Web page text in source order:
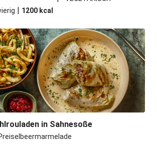
Kichererbsen-Eintopf mit extra Bio-
Kichererbsen-Gemüseeintopf
| 1200 kcal
in Sahnesoße